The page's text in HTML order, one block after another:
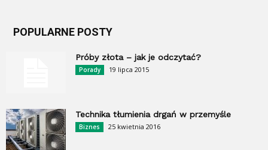
POPULARNE POSTY
Próby złota – jak je odczytać?
Porady 19 lipca 2015
Technika tłumienia drgań w przemyśle
Biznes 25 kwietnia 2016